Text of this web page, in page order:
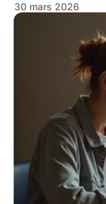
30 mars 2026